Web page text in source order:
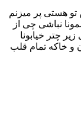
هستی پر میزنم
نباشی چی از
چتر خیابونا
و خاکه تمام قلب